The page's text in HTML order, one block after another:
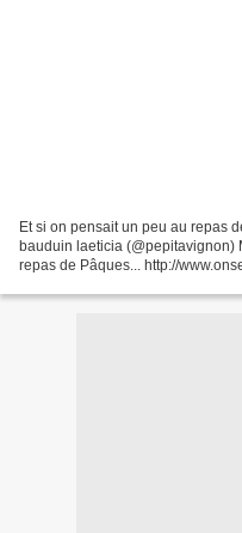
Et si on pensait un peu au repas
bauduin laeticia (@pepitavignon)
repas de Pâques... http://